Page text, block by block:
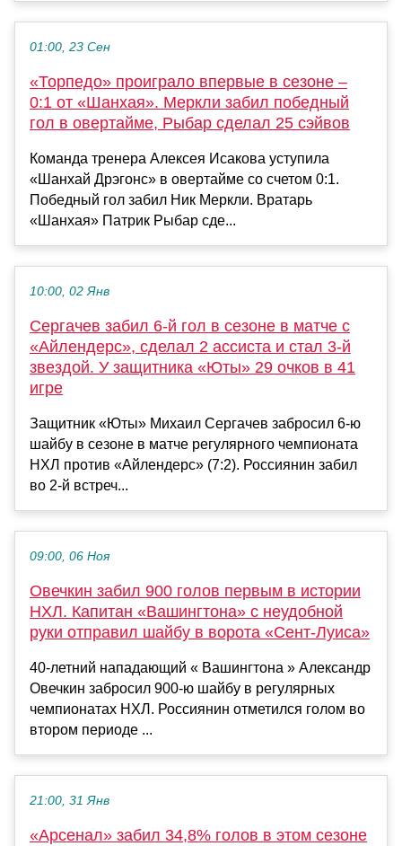
01:00, 23 Сен
«Торпедо» проиграло впервые в сезоне –
0:1 от «Шанхая». Меркли забил победный
гол в овертайме, Рыбар сделал 25 сэйвов
Команда тренера Алексея Исакова уступила
«Шанхай Дрэгонс» в овертайме со счетом 0:1.
Победный гол забил Ник Меркли. Вратарь
«Шанхая» Патрик Рыбар сде...
10:00, 02 Янв
Сергачев забил 6-й гол в сезоне в матче с
«Айлендерс», сделал 2 ассиста и стал 3-й
звездой. У защитника «Юты» 29 очков в 41
игре
Защитник «Юты» Михаил Сергачев забросил 6-ю
шайбу в сезоне в матче регулярного чемпионата
НХЛ против «Айлендерс» (7:2). Россиянин забил
во 2-й встреч...
09:00, 06 Ноя
Овечкин забил 900 голов первым в истории
НХЛ. Капитан «Вашингтона» с неудобной
руки отправил шайбу в ворота «Сент-Луиса»
40-летний нападающий « Вашингтона » Александр
Овечкин забросил 900-ю шайбу в регулярных
чемпионатах НХЛ. Россиянин отметился голом во
втором периоде ...
21:00, 31 Янв
«Арсенал» забил 34,8% голов в этом сезоне